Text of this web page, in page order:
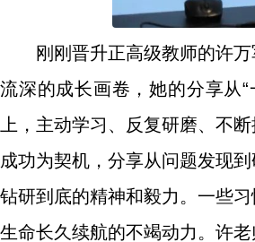
刚刚晋升正高级教师的许
流深的成长画卷，她的分享从
上，主动学习、反复研磨、不
成功为契机，分享从问题发现
钻研到底的精神和毅力。一些
生命长久续航的不竭动力。许